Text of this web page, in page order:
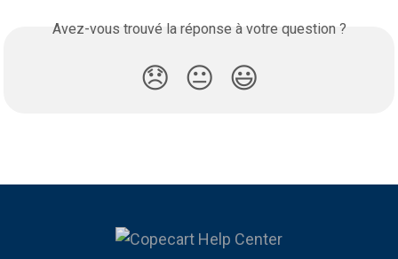
Avez-vous trouvé la réponse à votre question ?
😞 😐 😃